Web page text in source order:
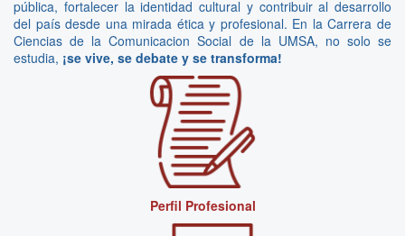
pública, fortalecer la identidad cultural y contribuir al desarrollo
del país desde una mirada ética y profesional. En la Carrera de
Ciencias de la Comunicacion Social de la UMSA, no solo se
estudia, ¡se vive, se debate y se transforma!
Perfil Profesional